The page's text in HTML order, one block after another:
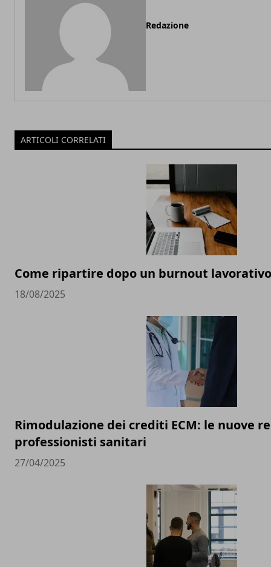
Redazione
ARTICOLI CORRELATI
Come ripartire dopo un burnout
18/08/2025
Rimodulazione dei crediti ECM: le nuove
professionisti sanitari
27/04/2025